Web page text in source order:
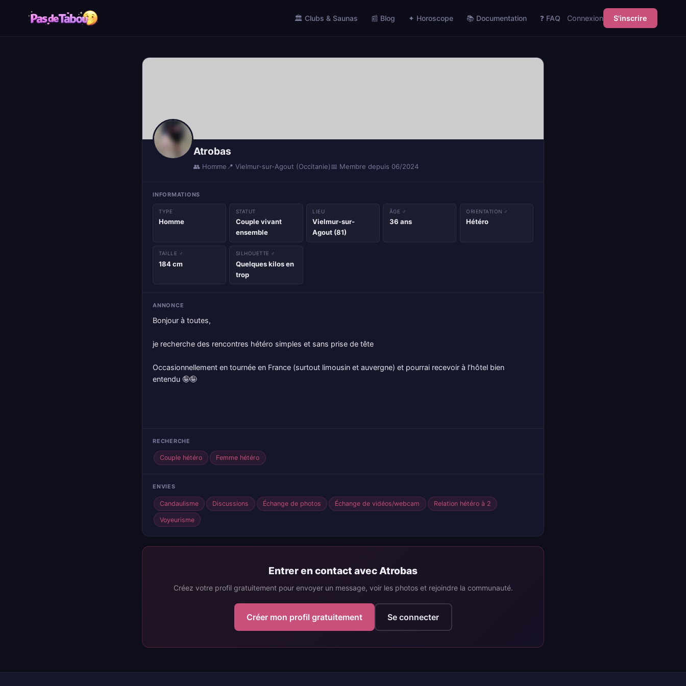
🏛️ Clubs & Saunas 📰 Blog ✦ Horoscope 📚 Documentation ❓ FAQ Connexion S'inscrire
Atrobas
👥 Homme 📍 Vielmur-sur-Agout (Occitanie)📅 Membre depuis 06/2024
INFORMATIONS
TYPE
Homme
STATUT
Couple vivant
ensemble
LIEU
Vielmur-sur-
Agout (81)
ÂGE ♂
36 ans
ORIENTATION ♂
Hétéro
TAILLE ♂
184 cm
SILHOUETTE ♂
Quelques kilos en
trop
ANNONCE
Bonjour à toutes,
je recherche des rencontres hétéro simples et sans prise de tête
Occasionnellement en tournée en France (surtout limousin et auvergne) et pourrai recevoir à l’hôtel bien
entendu 🤪🤪
RECHERCHE
Couple hétéro Femme hétéro
ENVIES
Candaulisme Discussions Échange de photos Échange de vidéos/webcam Relation hétéro à 2
Voyeurisme
Entrer en contact avec Atrobas
Créez votre profil gratuitement pour envoyer un message, voir les photos et rejoindre la communauté.
Créer mon profil gratuitement Se connecter